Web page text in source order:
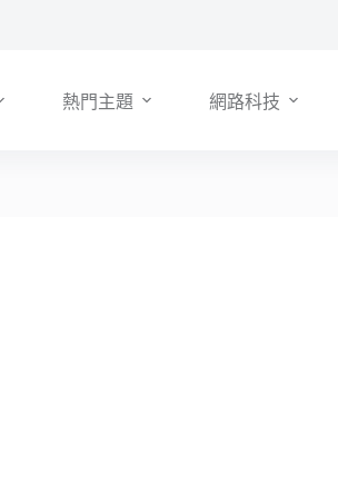
熱門主題 網路科技